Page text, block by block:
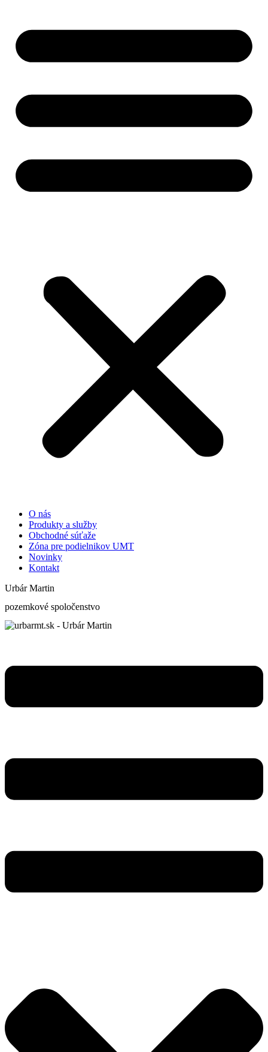
O nás
Produkty a služby
Obchodné súťaže
Zóna pre podielnikov UMT
Novinky
Kontakt
Urbár Martin
pozemkové spoločenstvo